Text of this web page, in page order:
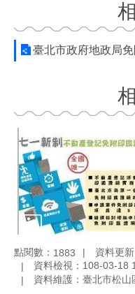
臺北市政府地政局
點閱數： 1883
資料更
資料檢視：108-03-18
資料維護：臺北市松山